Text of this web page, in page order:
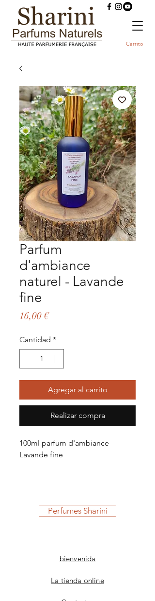
Carrito
Parfum
d'ambiance
naturel - Lavande
fine
16,00 €Precio
Cantidad *
Agregar al carrito
Realizar compra
100ml parfum d'ambiance
Lavande fine
Perfumes Sharini
bienvenida
La tienda online